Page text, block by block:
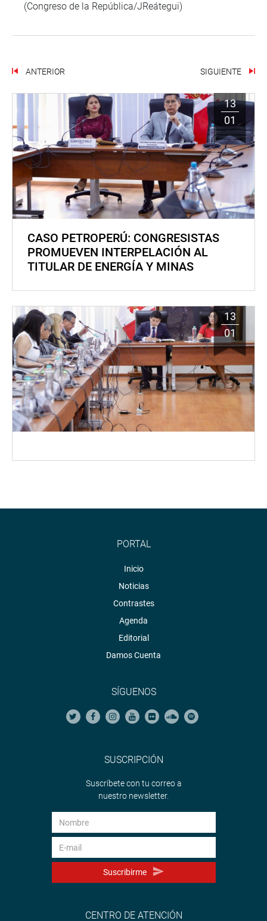
(Congreso de la República/JReátegui)
ANTERIOR SIGUIENTE
13
01
CASO PETROPERÚ: CONGRESISTAS
PROMUEVEN INTERPELACIÓN AL
TITULAR DE ENERGÍA Y MINAS
13
01
PORTAL
Inicio
Noticias
Contrastes
Agenda
Editorial
Damos Cuenta
SÍGUENOS
SUSCRIPCIÓN
Suscríbete con tu correo a
nuestro newsletter.
Suscribirme
CENTRO DE ATENCIÓN